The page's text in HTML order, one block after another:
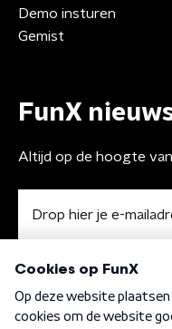
Demo insturen
Gemist
FunX
Altijd op de hoogte